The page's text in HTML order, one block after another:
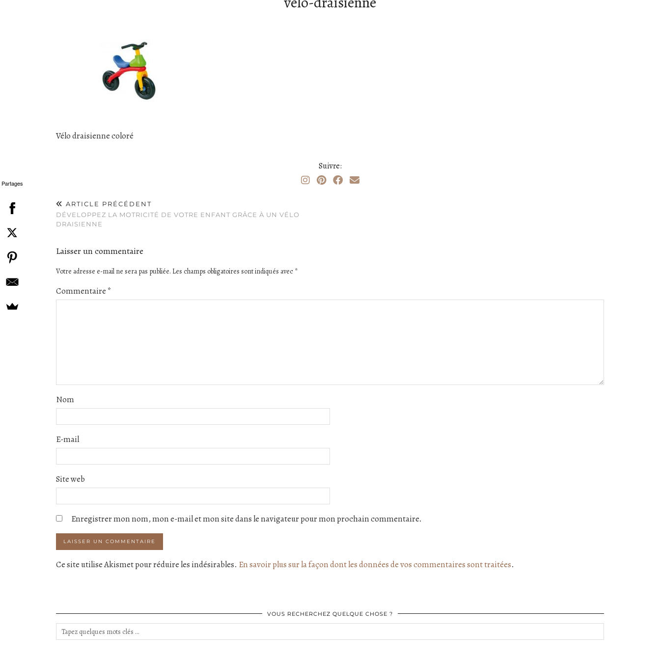
Vélo draisienne coloré
Suivre:
ARTICLE PRÉCÉDENT
DÉVELOPPEZ LA MOTRICITÉ DE VOTRE ENFANT GRÂCE À UN VÉLO
DRAISIENNE
Laisser un commentaire
Votre adresse e-mail ne sera pas publiée. Les champs obligatoires sont indiqués avec *
Commentaire *
Nom
E-mail
Site web
Enregistrer mon nom, mon e-mail et mon site dans le navigateur pour mon prochain commentaire.
Ce site utilise Akismet pour réduire les indésirables. En savoir plus sur la façon dont les données de vos commentaires sont traitées.
VOUS RECHERCHEZ QUELQUE CHOSE ?
Partages